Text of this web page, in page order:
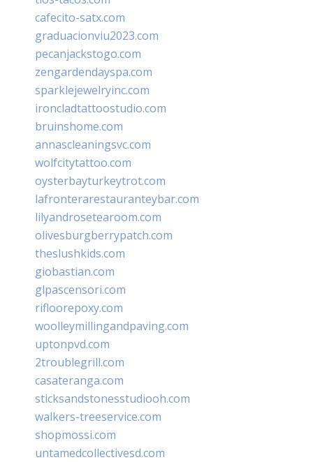
cafecito-satx.com
graduacionviu2023.com
pecanjackstogo.com
zengardendayspa.com
sparklejewelryinc.com
ironcladtattoostudio.com
bruinshome.com
annascleaningsvc.com
wolfcitytattoo.com
oysterbayturkeytrot.com
lafronterarestauranteybar.com
lilyandrosetearoom.com
olivesburgberrypatch.com
theslushkids.com
giobastian.com
glpascensori.com
rifloorepoxy.com
woolleymillingandpaving.com
uptonpvd.com
2troublegrill.com
casateranga.com
sticksandstonesstudiooh.com
walkers-treeservice.com
shopmossi.com
untamedcollectivesd.com